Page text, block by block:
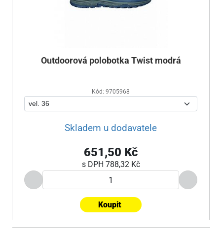
Outdoorová polobotka Twist modrá
Kód: 9705968
Skladem u dodavatele
651,50 Kč
s DPH 788,32 Kč
Koupit